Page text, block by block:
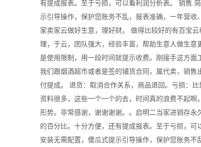
有提成报表。至于亏损，可以看利润分析表。 销售.
示引导操作，保护您账务不乱，报表准确，一年营
家卖家云做好生意，理好财。 做得比较好的有百宝
理，于云，团队强大，经验丰富，帮助生意人做生
是使用限制，用一段时间就提示收费。刚接手这方面
我们跟烟酒超市或者是签的铺货合同，属代卖，销
付提成。 退货：取消合作关系，商品退回。亏损：
资料很多，这些一个一个的去，时间真的浪费不起
形势。非常感谢，谢谢谢谢。。启明二当家进销存
的百分比。十分方便，还有提成报表。至于亏损，
安装无需配置，傻瓜式提示引导操作，保护您账务